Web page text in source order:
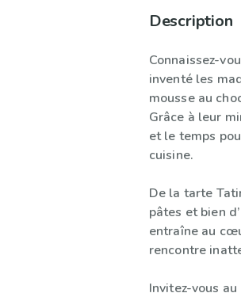
Description
Connaissez-
inventé les
mousse au
Grâce à leur
et le temps
cuisine.
De la tarte
pâtes et bien
entraîne au
rencontre
Invitez-vous